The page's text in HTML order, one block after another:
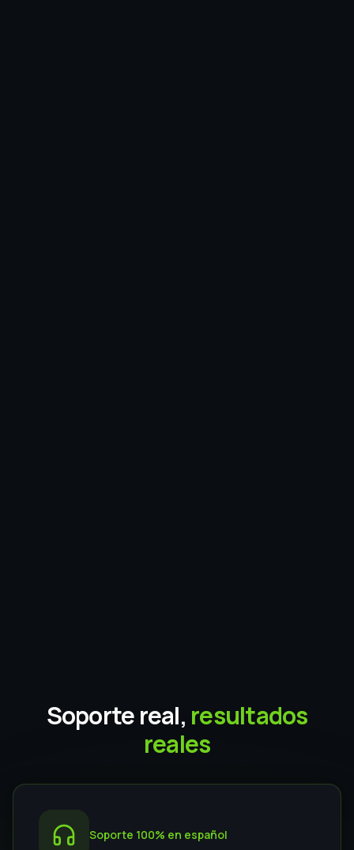
Soporte real, resultados
reales
Soporte 100% en español